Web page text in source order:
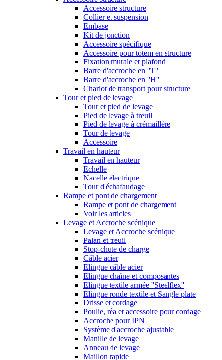
Accessoire structure
Collier et suspension
Embase
Kit de jonction
Accessoire spécifique
Accessoire pour totem en structure
Fixation murale et plafond
Barre d'accroche en ''T''
Barre d'accroche en ''H''
Chariot de transport pour structure
Tour et pied de levage
Tour et pied de levage
Pied de levage à treuil
Pied de levage à crémaillère
Tour de levage
Accessoire
Travail en hauteur
Travail en hauteur
Echelle
Nacelle électrique
Tour d'échafaudage
Rampe et pont de chargement
Rampe et pont de chargement
Voir les articles
Levage et Accroche scénique
Levage et Accroche scénique
Palan et treuil
Stop-chute de charge
Câble acier
Elingue câble acier
Elingue chaîne et composantes
Elingue textile armée ''Steelflex''
Elingue ronde textile et Sangle plate
Drisse et cordage
Poulie, réa et accessoire pour cordage
Accroche pour IPN
Système d'accroche ajustable
Manille de levage
Anneau de levage
Maillon rapide